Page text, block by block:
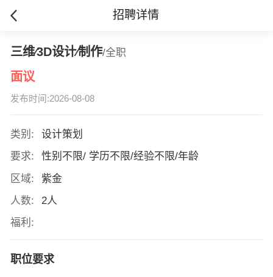
招聘详情
三维∕3D设计∕制作/全职
面议
发布时间:2026-08-08
类别:
设计策划
要求:
性别不限/ 学历不限/经验不限/年龄
区域:
紫金
人数:
2人
福利:
职位要求